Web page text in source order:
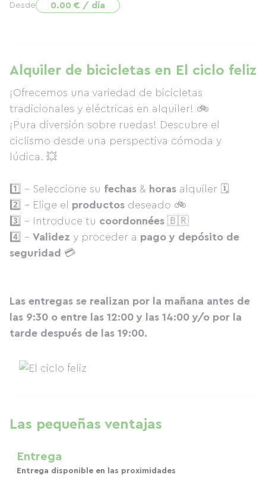
Desde 0.00 € / día
Alquiler de bicicletas en El ciclo feliz
¡Ofrecemos una variedad de bicicletas
tradicionales y eléctricas en alquiler! 🚲
¡Pura diversión sobre ruedas! Descubre el
ciclismo desde una perspectiva cómoda y
lúdica. 💥
1️⃣ - Seleccione su fechas & horas alquiler 🗓
2️⃣ - Elige el productos deseado 🚲
3️⃣ - Introduce tu coordonnées 🇧🇷
4️⃣ - Validez y proceder a pago y depósito de
seguridad 💳
Las entregas se realizan por la mañana antes de
las 9:30 o entre las 12:00 y las 14:00 y/o por la
tarde después de las 19:00.
Las pequeñas ventajas
Entrega
Entrega disponible en las proximidades